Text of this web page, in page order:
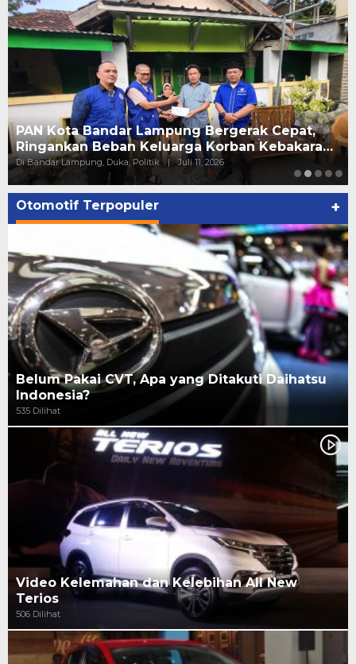
PAN Kota Bandar Lampung Bergerak Cepat,
Ringankan Beban Keluarga Korban Kebakara…
Di Bandar Lampung, Duka, Politik | Juli 11, 2026
Otomotif Terpopuler +
Belum Pakai CVT, Apa yang Ditakuti Daihatsu
Indonesia?
535 Dilihat
Video Kelemahan dan Kelebihan All New
Terios
506 Dilihat